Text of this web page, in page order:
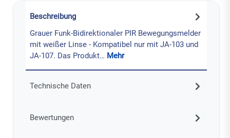
Beschreibung
Grauer Funk-Bidirektionaler PIR Bewegungsmelder
mit weißer Linse - Kompatibel nur mit JA-103 und
JA-107. Das Produkt… Mehr
Technische Daten
Bewertungen